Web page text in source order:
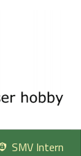
SMV Intern